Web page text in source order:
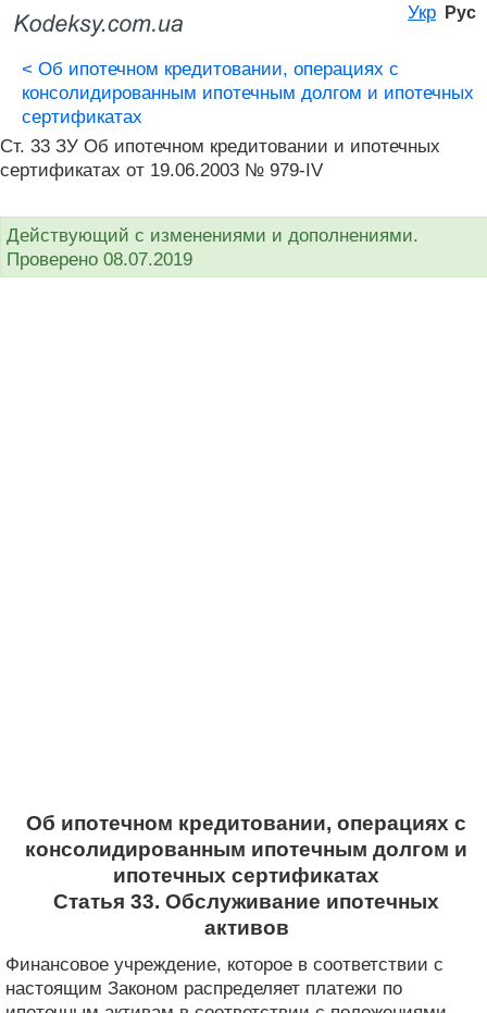
Укр Рус
< Об ипотечном кредитовании, операциях с
консолидированным ипотечным долгом и ипотечных
сертификатах
Ст. 33 ЗУ Об ипотечном кредитовании и ипотечных
сертификатах от 19.06.2003 № 979-IV
Действующий с изменениями и дополнениями.
Проверено 08.07.2019
Об ипотечном кредитовании, операциях с
консолидированным ипотечным долгом и
ипотечных сертификатах
Статья 33. Обслуживание ипотечных
активов
Финансовое учреждение, которое в соответствии с
настоящим Законом распределяет платежи по